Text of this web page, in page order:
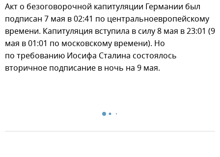
Акт о безоговорочной капитуляции Германии был
подписан 7 мая в 02:41 по центральноевропейскому
времени. Капитуляция вступила в силу 8 мая в 23:01 (9
мая в 01:01 по московскому времени). Но
по требованию Иосифа Сталина состоялось
вторичное подписание в ночь на 9 мая.